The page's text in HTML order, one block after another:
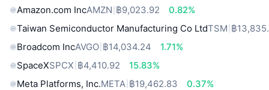
Amazon.com IncAMZN ฿9,023.92
0.82%
Taiwan Semiconductor Manufacturing Co LtdTSM ฿
Broadcom IncAVGO ฿14,034.24
1.71%
SpaceXSPCX ฿4,410.92
15.83%
Meta Platforms, Inc.META ฿19,462.83
0.37%